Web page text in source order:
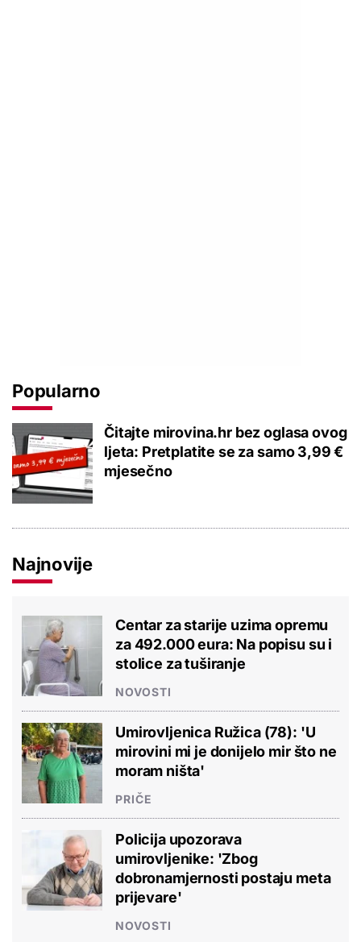
Popularno
Čitajte mirovina.hr bez oglasa ovog
ljeta: Pretplatite se za samo 3,99 €
mjesečno
Najnovije
Centar za starije uzima opremu
za 492.000 eura: Na popisu su i
stolice za tuširanje
NOVOSTI
Umirovljenica Ružica (78): 'U
mirovini mi je donijelo mir što ne
moram ništa'
PRIČE
Policija upozorava
umirovljenike: 'Zbog
dobronamjernosti postaju meta
prijevare'
NOVOSTI